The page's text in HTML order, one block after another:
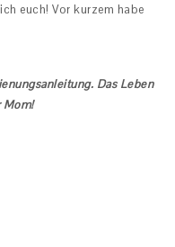
euch! Vor kurzem habe
Das Leben
Mom!